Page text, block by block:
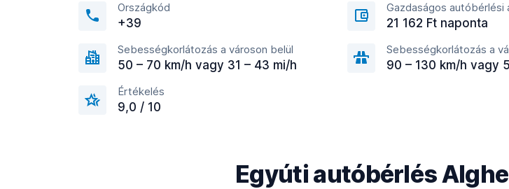
Országkód
+39
Gazdaságos autóbérlési
21 162 Ft naponta
Sebességkorlátozás a városon belül
50 – 70 km/h vagy 31 – 43 mi/h
Sebességkorlátozás a
90 – 130 km/h vagy
Értékelés
9,0 / 10
Egyúti autóbérlés